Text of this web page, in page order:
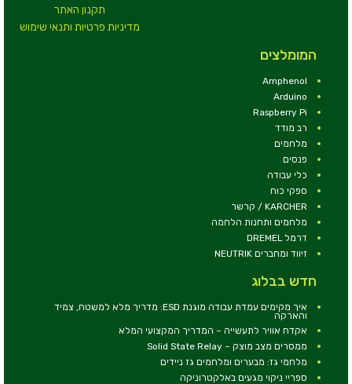
תקנון האתר
מדיניות פרטיות ותנאי שימוש
המומלצים
Amphenol
Arduino
Raspberry Pi
רב מודד
מלחמים
פנסים
כלי עבודה
ספקי כוח
KARCHER / קרשר
מלחמים ותחנות הלחמה
דרמל DREMEL
זיווד ומחברים NEUTRIK
חדש בבלוג
איך מקימים עמדת עבודה מוגנת ESD: מדריך מלא למשטח, צמיד
והארקה
אקדח אוויר לתעשייה – המדריך המקצועי המלא
ממסרים מצב מוצק – Solid State Relay
מלחמי גז: מבערים ומלחמים גז ניידים
ספריי ניקוי מגעים באלקטרוניקה